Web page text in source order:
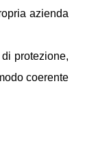
azienda
protezione,
coerente